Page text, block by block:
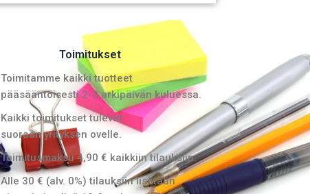
Toimitukset
Toimitamme kaikki tuotteet
pääsääntöisesti 2-3 arkipäivän kuluessa.
Kaikki toimitukset tulevat
suoraan yrityksen ovelle.
Toimitusmaksu 4,90 € kaikkiin tilauksiin.
Alle 30 € (alv. 0%) tilauksiin lisätään